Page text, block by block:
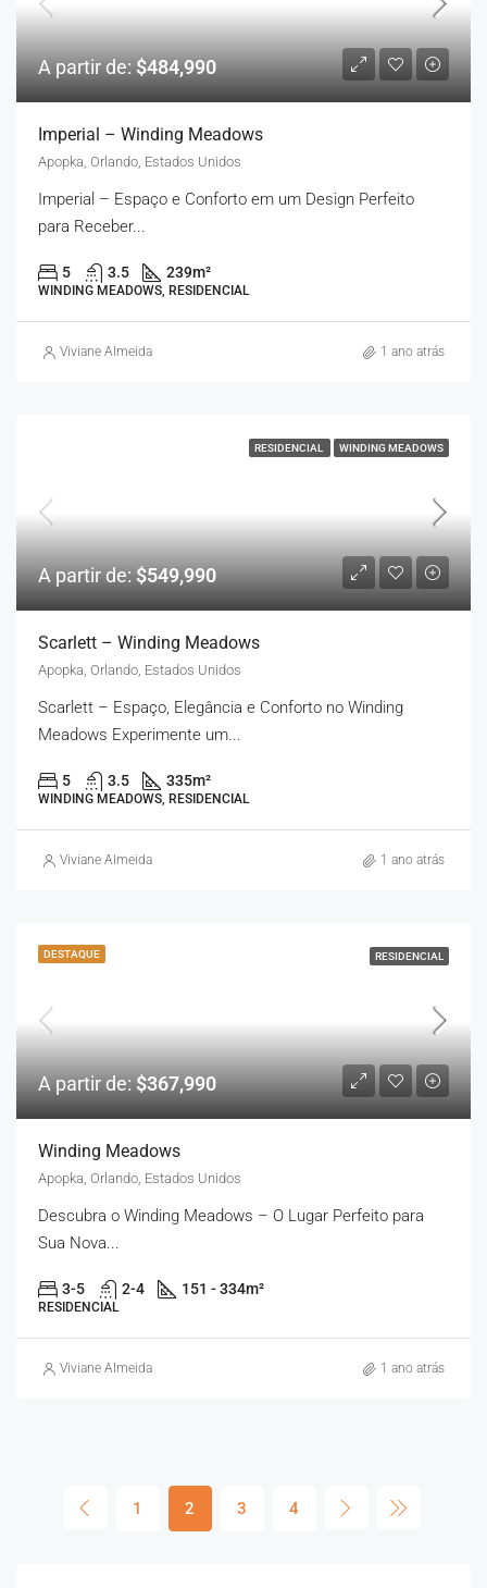
A partir de:$484,990
Imperial – Winding Meadows
Apopka, Orlando, Estados Unidos
Imperial – Espaço e Conforto em um Design Perfeito
para Receber...
5 3.5 239m²
WINDING MEADOWS, RESIDENCIAL
Viviane Almeida 1 ano atrás
RESIDENCIAL WINDING MEADOWS
A partir de:$549,990
Scarlett – Winding Meadows
Apopka, Orlando, Estados Unidos
Scarlett – Espaço, Elegância e Conforto no Winding
Meadows Experimente um...
5 3.5 335m²
WINDING MEADOWS, RESIDENCIAL
Viviane Almeida 1 ano atrás
DESTAQUE RESIDENCIAL
A partir de:$367,990
Winding Meadows
Apopka, Orlando, Estados Unidos
Descubra o Winding Meadows – O Lugar Perfeito para
Sua Nova...
3-5 2-4 151 - 334m²
RESIDENCIAL
Viviane Almeida 1 ano atrás
1 2 3 4